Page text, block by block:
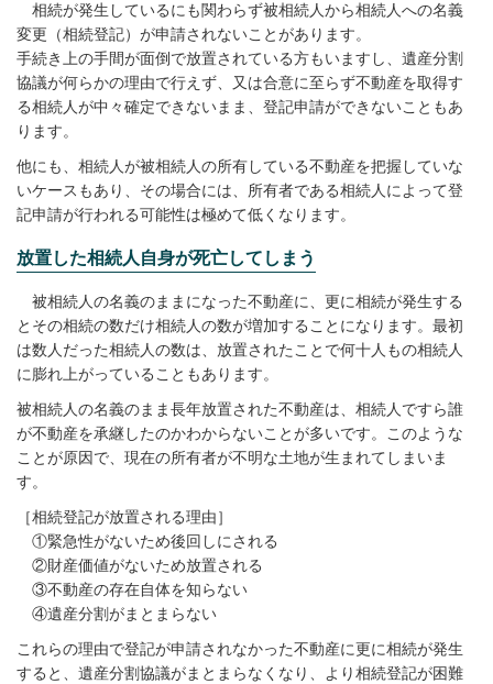
相続が発生しているにも関わらず被相続人から相続人への名義
変更（相続登記）が申請されないことがあります。
手続き上の手間が面倒で放置されている方もいますし、遺産分割
協議が何らかの理由で行えず、又は合意に至らず不動産を取得す
る相続人が中々確定できないまま、登記申請ができないこともあ
ります。
他にも、相続人が被相続人の所有している不動産を把握していな
いケースもあり、その場合には、所有者である相続人によって登
記申請が行われる可能性は極めて低くなります。
放置した相続人自身が死亡してしまう
被相続人の名義のままになった不動産に、更に相続が発生する
とその相続の数だけ相続人の数が増加することになります。最初
は数人だった相続人の数は、放置されたことで何十人もの相続人
に膨れ上がっていることもあります。
被相続人の名義のまま長年放置された不動産は、相続人ですら誰
が不動産を承継したのかわからないことが多いです。このような
ことが原因で、現在の所有者が不明な土地が生まれてしまいま
す。
［相続登記が放置される理由］
①緊急性がないため後回しにされる
②財産価値がないため放置される
③不動産の存在自体を知らない
④遺産分割がまとまらない
これらの理由で登記が申請されなかった不動産に更に相続が発生
すると、遺産分割協議がまとまらなくなり、より相続登記が困難